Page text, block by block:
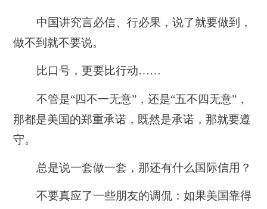
中国讲究言必信、行必果，说了就要做到，
做不到就不要说。
比口号，更要比行动……
不管是“四不一无意”，还是“五不四无意”，
那都是美国的郑重承诺，既然是承诺，那就要遵
守。
总是说一套做一套，那还有什么国际信用？
不要真应了一些朋友的调侃：如果美国靠得